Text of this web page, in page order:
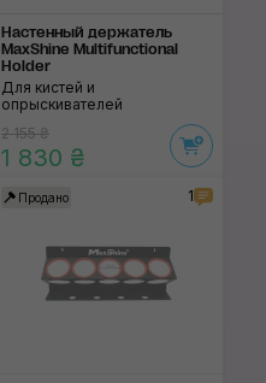
Настенный держатель
MaxShine Multifunctional
Holder
Для кистей и
опрыскивателей
2 155 ₴
1 830 ₴
Продано 1